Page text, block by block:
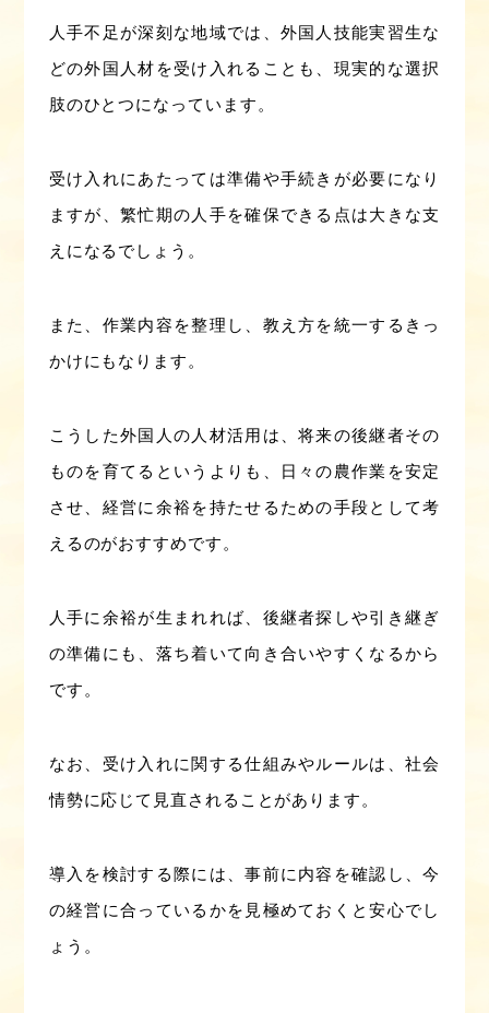
人手不足が深刻な地域では、外国人技能実習生な
どの外国人材を受け入れることも、現実的な選択
肢のひとつになっています。
受け入れにあたっては準備や手続きが必要になり
ますが、繁忙期の人手を確保できる点は大きな支
えになるでしょう。
また、作業内容を整理し、教え方を統一するきっ
かけにもなります。
こうした外国人の人材活用は、将来の後継者その
ものを育てるというよりも、日々の農作業を安定
させ、経営に余裕を持たせるための手段として考
えるのがおすすめです。
人手に余裕が生まれれば、後継者探しや引き継ぎ
の準備にも、落ち着いて向き合いやすくなるから
です。
なお、受け入れに関する仕組みやルールは、社会
情勢に応じて見直されることがあります。
導入を検討する際には、事前に内容を確認し、今
の経営に合っているかを見極めておくと安心でし
ょう。